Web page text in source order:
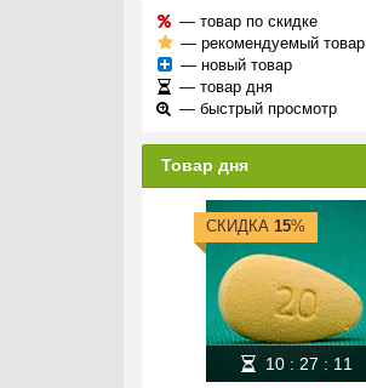
— товар по скидке
— рекомендуемый товар
— новый товар
— товар дня
— быстрый просмотр
Товар дня
СКИДКА 15%
10: 27 : 11